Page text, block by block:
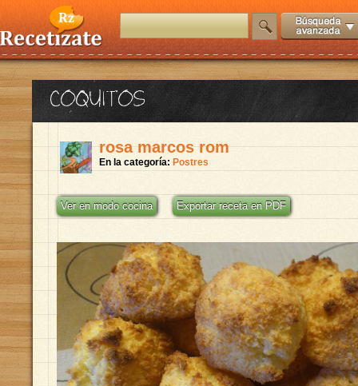
COQUITOS
rosa marcos rom
En la categoría: Postres
Ver en modo cocina Exportar receta en PDF